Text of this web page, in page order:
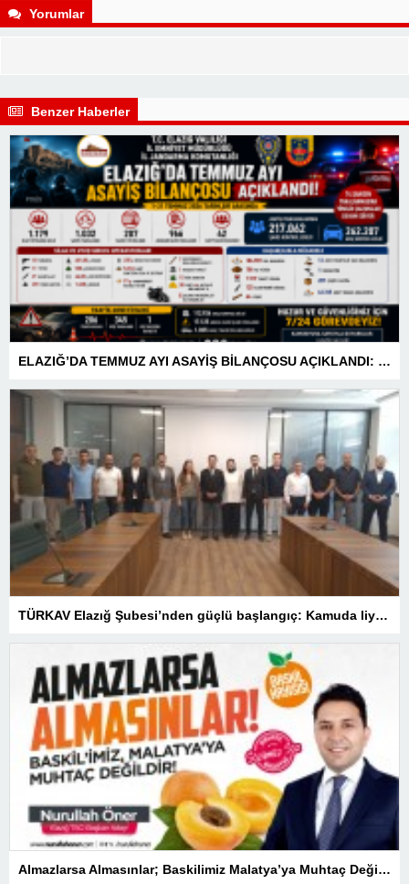
Yorumlar
Benzer Haberler
ELAZIĞ’DA TEMMUZ AYI ASAYİŞ BİLANÇOSU AÇIKLANDI: 1 AYDA 1.032 ŞAHIS YAKALANDI, 207 TUTUKLAMA
TÜRKAV Elazığ Şubesi’nden güçlü başlangıç: Kamuda liyakatin en gür sesi olacağız
Almazlarsa Almasınlar; Baskilimiz Malatya’ya Muhtaç Değildir